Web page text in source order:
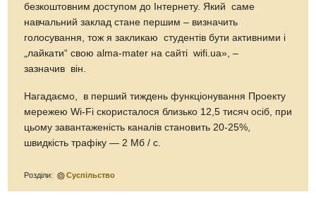
безкоштовним доступом до Інтернету. Який саме
навчальний заклад стане першим – визначить
голосування, тож я закликаю студентів бути активними і
„лайкати“ свою alma-mater на сайті wifi.ua», –
зазначив він.
Нагадаємо, в перший тиждень функціонування Проекту
мережею Wi-Fi скористалося близько 12,5 тисяч осіб, при
цьому завантаженість каналів становить 20-25%,
швидкість трафіку — 2 Мб / с.
Розділи: Суспільство